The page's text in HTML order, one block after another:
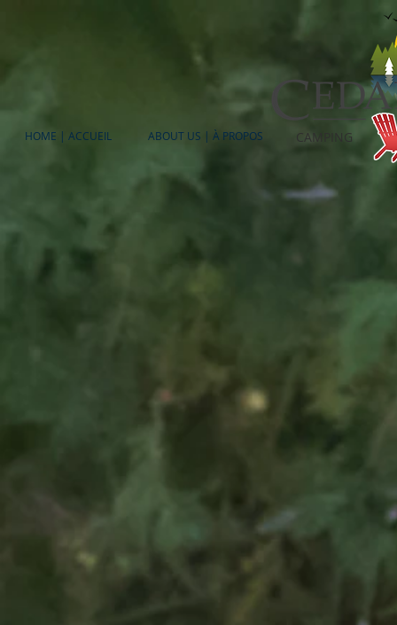
HOME | ACCUEIL ABOUT US | À PROPOS CAMPING